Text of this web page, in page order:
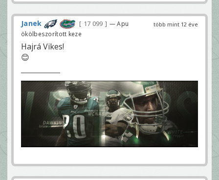
több mint 12 éve
Janek 17 099
— Apu
ökölbeszorított keze
Hajrá Vikes!
😊